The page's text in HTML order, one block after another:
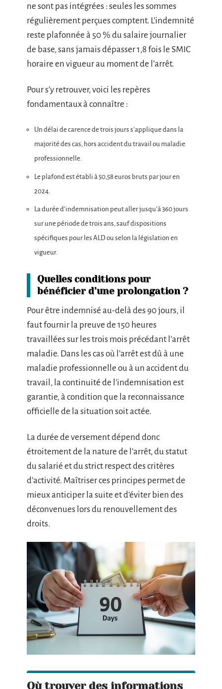
ne sont pas intégrées : seules les sommes
régulièrement perçues comptent. L’indemnité
reste plafonnée à 50 % du salaire journalier
de base, sans jamais dépasser 1,8 fois le SMIC
horaire en vigueur au moment de l’arrêt.
Pour s’y retrouver, voici les repères
fondamentaux à connaître :
Un délai de carence de trois jours s’applique dans la
majorité des cas, hors accident du travail ou maladie
professionnelle.
Le plafond est établi à 50,58 euros bruts par jour en
2024.
La durée d’indemnisation peut aller jusqu’à 360 jours
sur une période de trois ans, sauf dispositions
spécifiques pour les ALD ou selon la législation en
vigueur.
Quelles conditions pour
bénéficier d’une prolongation ?
Pour être indemnisé au-delà des 90 jours, il
faut fournir la preuve de 150 heures
travaillées sur les trois mois précédant l’arrêt
maladie. Dans les cas où l’arrêt est dû à une
maladie professionnelle ou à un accident du
travail, la continuité de l’indemnisation est
garantie, à condition que la reconnaissance
officielle de la situation soit actée.
La durée de versement dépend donc
étroitement de la nature de l’arrêt, du statut
du salarié et du strict respect des critères
d’activité. Maîtriser ces principes permet de
mieux anticiper la suite et d’éviter bien des
déconvenues lors du renouvellement des
droits.
Où trouver des informations